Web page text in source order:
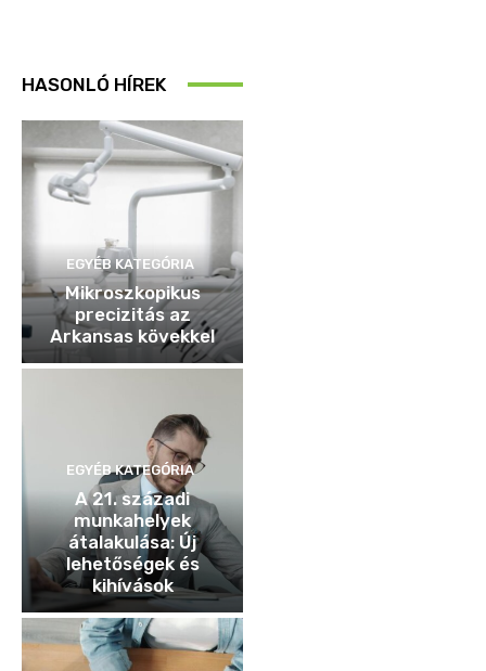
HASONLÓ HÍREK
EGYÉB KATEGÓRIA
Mikroszkopikus
precizitás az
Arkansas kövekkel
EGYÉB KATEGÓRIA
A 21. századi
munkahelyek
átalakulása: Új
lehetőségek és
kihívások